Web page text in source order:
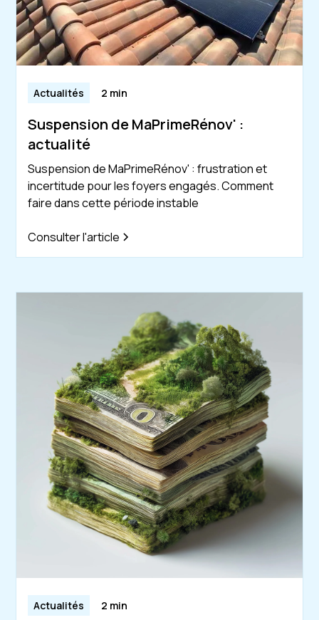
Actualités 2 min
Suspension de MaPrimeRénov' :
actualité
Suspension de MaPrimeRénov' : frustration et
incertitude pour les foyers engagés. Comment
faire dans cette période instable
Consulter l'article
Actualités 2 min